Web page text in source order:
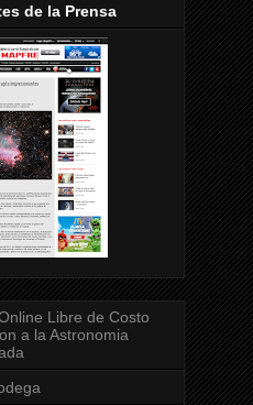
de la Prensa
Libre de Costo
a la Astronomia